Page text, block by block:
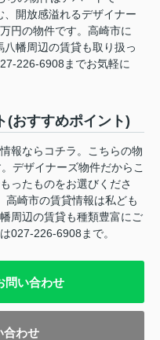
開放感溢れるデザイナー
円の物件です。高崎市に
幡周辺の賃貸も取り扱っ
226-6908までお気軽に
(おすすめポイント)
報ならコチラ。こちらの物
デザイナーズ物件だからこ
ったものをお選びくださ
高崎市の賃貸情報は私ども
周辺の賃貸も種類豊富にご
027-226-6908まで。
問い合わせ
合わせ